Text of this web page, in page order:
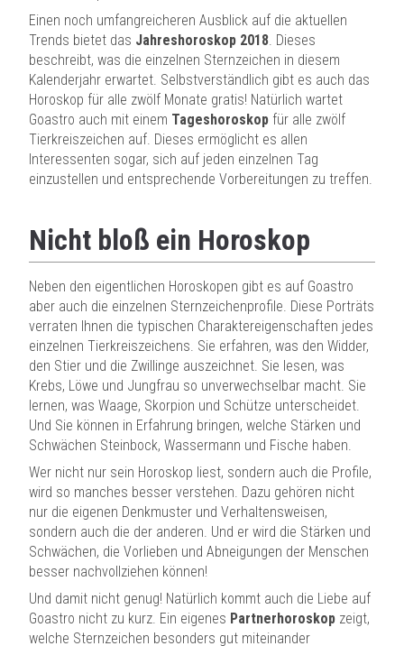
Einen noch umfangreicheren Ausblick auf die aktuellen
Trends bietet das Jahreshoroskop 2018 . Dieses
beschreibt, was die einzelnen Sternzeichen in diesem
Kalenderjahr erwartet. Selbstverständlich gibt es auch das
Horoskop für alle zwölf Monate gratis! Natürlich wartet
Goastro auch mit einem Tageshoroskop für alle zwölf
Tierkreiszeichen auf. Dieses ermöglicht es allen
Interessenten sogar, sich auf jeden einzelnen Tag
einzustellen und entsprechende Vorbereitungen zu treffen.
Nicht bloß ein Horoskop
Neben den eigentlichen Horoskopen gibt es auf Goastro
aber auch die einzelnen Sternzeichenprofile. Diese Porträts
verraten Ihnen die typischen Charaktereigenschaften jedes
einzelnen Tierkreiszeichens. Sie erfahren, was den Widder,
den Stier und die Zwillinge auszeichnet. Sie lesen, was
Krebs, Löwe und Jungfrau so unverwechselbar macht. Sie
lernen, was Waage, Skorpion und Schütze unterscheidet.
Und Sie können in Erfahrung bringen, welche Stärken und
Schwächen Steinbock, Wassermann und Fische haben.
Wer nicht nur sein Horoskop liest, sondern auch die Profile,
wird so manches besser verstehen. Dazu gehören nicht
nur die eigenen Denkmuster und Verhaltensweisen,
sondern auch die der anderen. Und er wird die Stärken und
Schwächen, die Vorlieben und Abneigungen der Menschen
besser nachvollziehen können!
Und damit nicht genug! Natürlich kommt auch die Liebe auf
Goastro nicht zu kurz. Ein eigenes Partnerhoroskop zeigt,
welche Sternzeichen besonders gut miteinander